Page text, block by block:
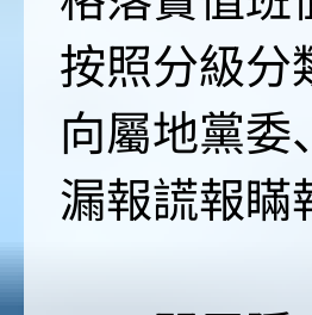
按照分級分
向屬地黨
漏報謊報瞞